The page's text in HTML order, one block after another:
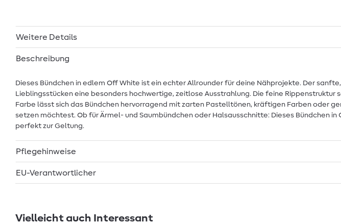
Weitere Details
Beschreibung
Dieses Bündchen in edlem Off White ist ein echter Allrounder für deine Nähprojekte. Der
Lieblingsstücken eine besonders hochwertige, zeitlose Ausstrahlung. Die feine
Farbe lässt sich das Bündchen hervorragend mit zarten Pastelltönen, kräftigen Farben oder
setzen möchtest. Ob für Ärmel- und Saumbündchen oder Halsausschnitte: Dieses Bündchen
perfekt zur Geltung.
Pflegehinweise
EU-Verantwortlicher
Vielleicht auch Interessant